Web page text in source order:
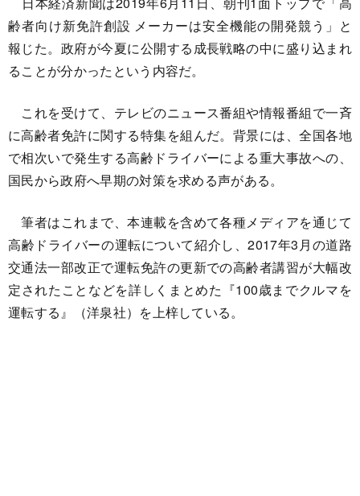
齢者向け新免許創設 メーカーは安全機能の開発競う」と
報じた。政府が今夏に公開する成長戦略の中に盛り込まれ
ることが分かったという内容だ。
これを受けて、テレビのニュース番組や情報番組で一斉
に高齢者免許に関する特集を組んだ。背景には、全国各地
で相次いで発生する高齢ドライバーによる重大事故への、
国民から政府へ早期の対策を求める声がある。
筆者はこれまで、本連載を含めて各種メディアを通じて
高齢ドライバーの運転について紹介し、2017年3月の道路
交通法一部改正で運転免許の更新での高齢者講習が大幅改
定されたことなどを詳しくまとめた『100歳までクルマを
運転する』（洋泉社）を上梓している。